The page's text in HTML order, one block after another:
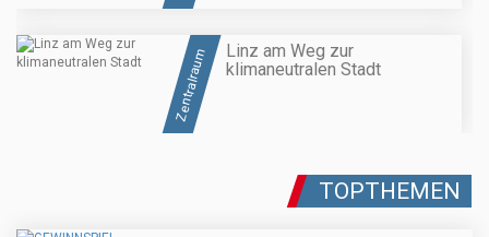
Zentralraum
Linz am Weg zur
klimaneutralen Stadt
TOPTHEMEN